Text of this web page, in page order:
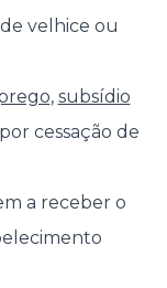
velhice ou
, subsídio
cessação de
a receber o